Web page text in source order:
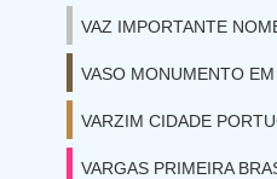
VAZ IMPORTANTE
VASO MONUMENTO
VARZIM CIDADE
VARGAS PRIMEIRA